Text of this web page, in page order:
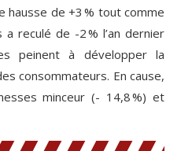
hausse de +3 % tout comme
reculé de -2 % l’an dernier
peinent à développer la
consommateurs. En cause,
minceur (- 14,8 %) et